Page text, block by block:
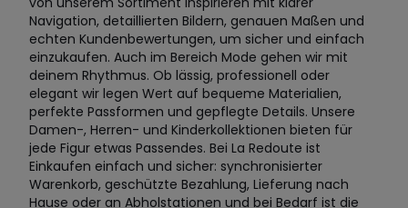
Navigation, detaillierten Bildern, genauen Maßen und
echten Kundenbewertungen, um sicher und einfach
einzukaufen. Auch im Bereich Mode gehen wir mit
deinem Rhythmus. Ob lässig, professionell oder
elegant wir legen Wert auf bequeme Materialien,
perfekte Passformen und gepflegte Details. Unsere
Damen-, Herren- und Kinderkollektionen bieten für
jede Figur etwas Passendes. Bei La Redoute ist
Einkaufen einfach und sicher: synchronisierter
Warenkorb, geschützte Bezahlung, Lieferung nach
Hause oder an Abholstationen und bei Bedarf ist die